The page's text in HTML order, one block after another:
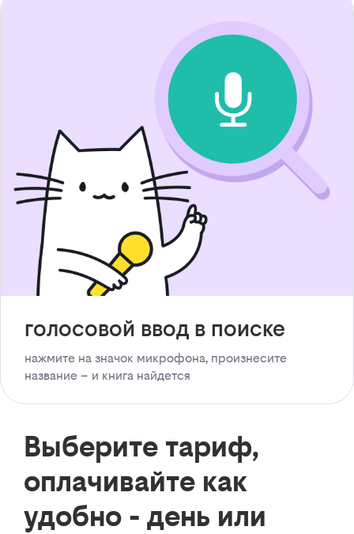
голосовой ввод в поиске
нажмите на значок микрофона, произнесите
название – и книга найдется
Выберите тариф,
оплачивайте как
удобно - день или